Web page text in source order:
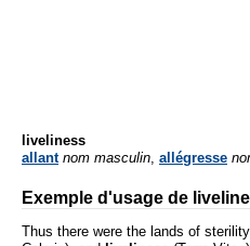
liveliness
allant nom masculin allégresse
Exemple d'usage de
Thus there were the lands of